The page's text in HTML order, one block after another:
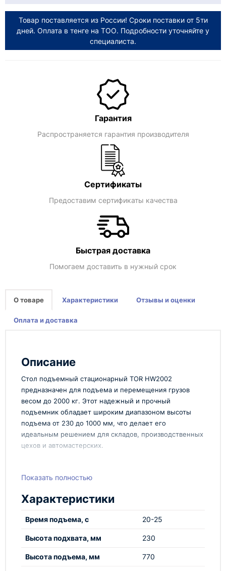
Товар поставляется из России! Сроки поставки от 5ти
дней. Оплата в тенге на ТОО. Подробности уточняйте у
специалиста.
Гарантия
Распространяется гарантия производителя
Сертификаты
Предоставим сертификаты качества
Быстрая доставка
Помогаем доставить в нужный срок
О товаре Характеристики Отзывы и оценки
Оплата и доставка
Описание
Стол подъемный стационарный TOR HW2002
предназначен для подъема и перемещения грузов
весом до 2000 кг. Этот надежный и прочный
подъемник обладает широким диапазоном высоты
подъема от 230 до 1000 мм, что делает его
идеальным решением для складов, производственных
цехов и автомастерских.
Диапазон высоты подъема от 230 до 1000 мм
Надежная конструкция
Прост в эксплуатации
промышленности
Технопром предлагает качественное оборудование
для складской и промышленной логистики. Стол
Показать полностью
Характеристики
Время подъема, с 20-25
Высота подхвата, мм 230
Высота подъема, мм 770